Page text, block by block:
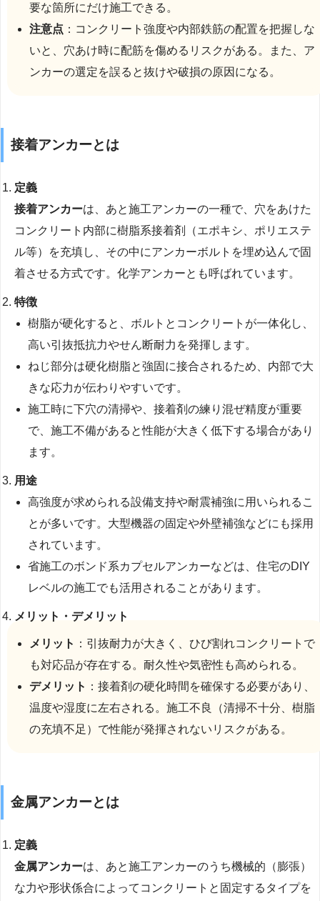
要な箇所にだけ施工できる。
注意点 ：コンクリート強度や内部鉄筋の配置を把握しな
いと、穴あけ時に配筋を傷めるリスクがある。また、ア
ンカーの選定を誤ると抜けや破損の原因になる。
接着アンカーとは
定義
接着アンカーは、あと施工アンカーの一種で、穴をあけた
コンクリート内部に樹脂系接着剤（エポキシ、ポリエステ
ル等）を充填し、その中にアンカーボルトを埋め込んで固
着させる方式です。化学アンカーとも呼ばれています。
特徴
樹脂が硬化すると、ボルトとコンクリートが一体化し、
高い引抜抵抗力やせん断耐力を発揮します。
ねじ部分は硬化樹脂と強固に接合されるため、内部で大
きな応力が伝わりやすいです。
施工時に下穴の清掃や、接着剤の練り混ぜ精度が重要
で、施工不備があると性能が大きく低下する場合があり
ます。
用途
高強度が求められる設備支持や耐震補強に用いられるこ
とが多いです。大型機器の固定や外壁補強などにも採用
されています。
省施工のボンド系カプセルアンカーなどは、住宅のDIY
レベルの施工でも活用されることがあります。
メリット・デメリット
メリット ：引抜耐力が大きく、ひび割れコンクリートで
も対応品が存在する。耐久性や気密性も高められる。
デメリット ：接着剤の硬化時間を確保する必要があり、
温度や湿度に左右される。施工不良（清掃不十分、樹脂
の充填不足）で性能が発揮されないリスクがある。
金属アンカーとは
定義
金属アンカーは、あと施工アンカーのうち機械的（膨張）
な力や形状係合によってコンクリートと固定するタイプを